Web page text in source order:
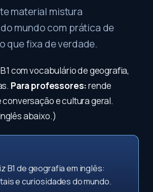
material mistura
mundo com prática de
que fixa de verdade.
com vocabulário de geografia,
Para professores:rende
conversação e cultura geral.
abaixo.)
B1 de geografia em inglês:
e curiosidades do mundo.